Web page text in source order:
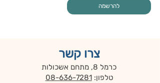
להרשמה
צרו קשר
כרמל 8, מתחם אשכולות
טלפון: 08-636-7281